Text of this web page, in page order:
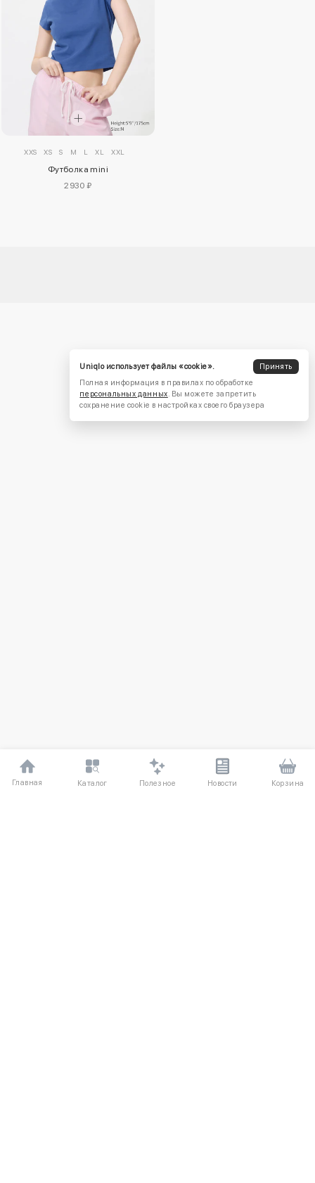
XXS XS S M L XL XXL
Футболка mini
2930 ₽
Главная Каталог Полезное Новости Корзина
Uniqlo использует файлы «cookie».
Принять
Полная информация в правилах по обработке
персональных данных. Вы можете запретить
сохранение cookie в настройках своего браузера